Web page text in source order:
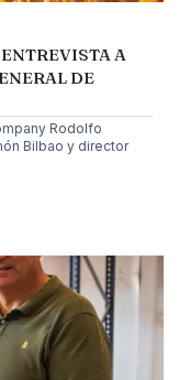
A
DE
Rodolfo
Bilbao y director